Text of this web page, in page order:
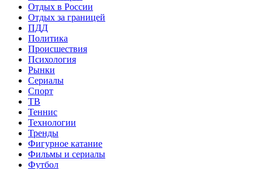
Отдых в России
Отдых за границей
ПДД
Политика
Происшествия
Психология
Рынки
Сериалы
Спорт
ТВ
Теннис
Технологии
Тренды
Фигурное катание
Фильмы и сериалы
Футбол